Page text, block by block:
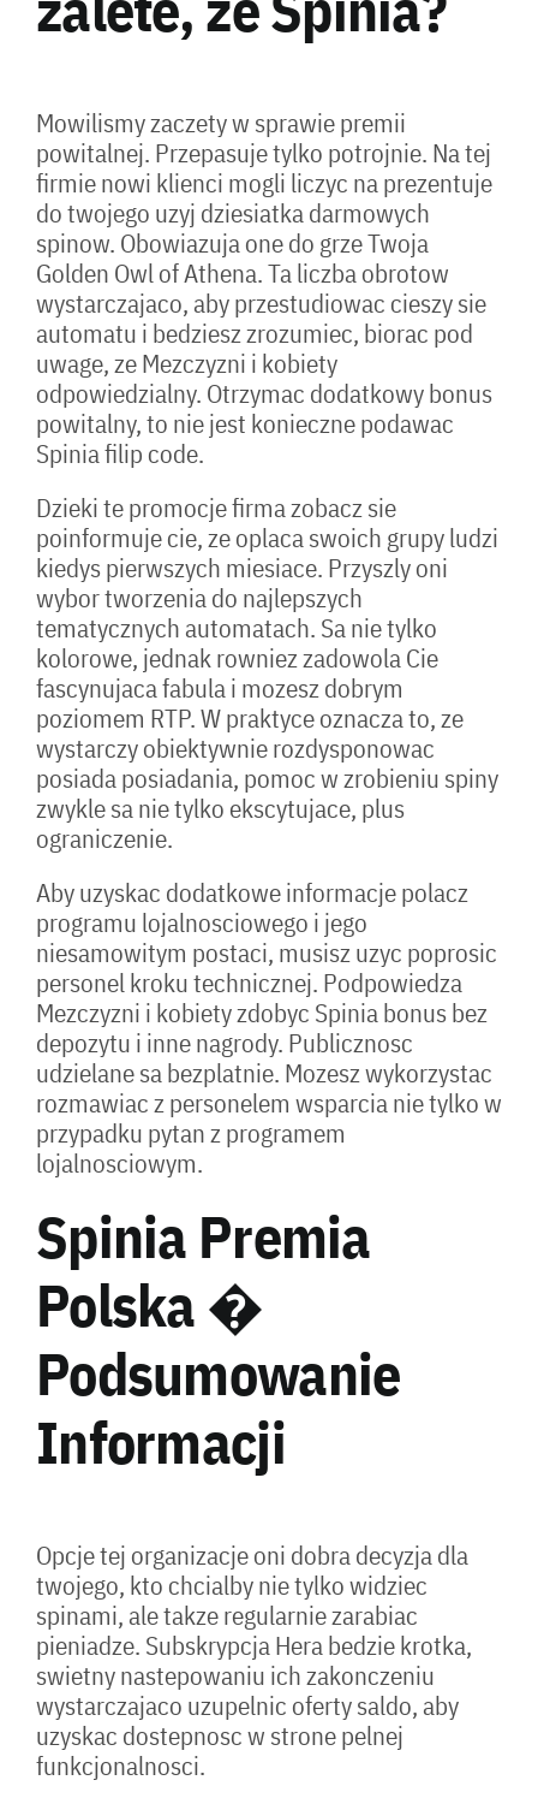
Mowilismy zaczety w sprawie premii
powitalnej. Przepasuje tylko potrojnie. Na tej
firmie nowi klienci mogli liczyc na prezentuje
do twojego uzyj dziesiatka darmowych
spinow. Obowiazuja one do grze Twoja
Golden Owl of Athena. Ta liczba obrotow
wystarczajaco, aby przestudiowac cieszy sie
automatu i bedziesz zrozumiec, biorac pod
uwage, ze Mezczyzni i kobiety
odpowiedzialny. Otrzymac dodatkowy bonus
powitalny, to nie jest konieczne podawac
Spinia filip code.
Dzieki te promocje firma zobacz sie
poinformuje cie, ze oplaca swoich grupy ludzi
kiedys pierwszych miesiace. Przyszly oni
wybor tworzenia do najlepszych
tematycznych automatach. Sa nie tylko
kolorowe, jednak rowniez zadowola Cie
fascynujaca fabula i mozesz dobrym
poziomem RTP. W praktyce oznacza to, ze
wystarczy obiektywnie rozdysponowac
posiada posiadania, pomoc w zrobieniu spiny
zwykle sa nie tylko ekscytujace, plus
ograniczenie.
Aby uzyskac dodatkowe informacje polacz
programu lojalnosciowego i jego
niesamowitym postaci, musisz uzyc poprosic
personel kroku technicznej. Podpowiedza
Mezczyzni i kobiety zdobyc Spinia bonus bez
depozytu i inne nagrody. Publicznosc
udzielane sa bezplatnie. Mozesz wykorzystac
rozmawiac z personelem wsparcia nie tylko w
przypadku pytan z programem
lojalnosciowym.
Spinia Premia
Polska �
Podsumowanie
Informacji
Opcje tej organizacje oni dobra decyzja dla
twojego, kto chcialby nie tylko widziec
spinami, ale takze regularnie zarabiac
pieniadze. Subskrypcja Hera bedzie krotka,
swietny nastepowaniu ich zakonczeniu
wystarczajaco uzupelnic oferty saldo, aby
uzyskac dostepnosc w strone pelnej
funkcjonalnosci.